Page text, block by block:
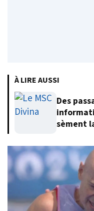
À LIRE AUSSI
Des
sèment